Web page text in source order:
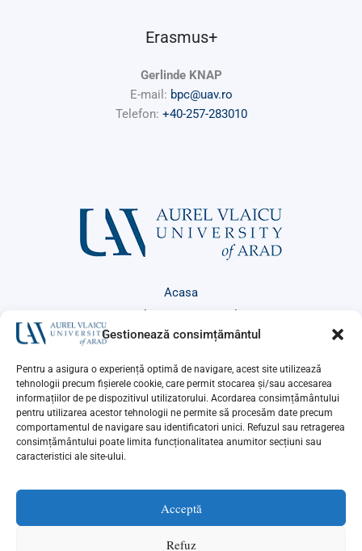
Gestionează consimțământul
Pentru a asigura o experiență optimă de navigare, acest site utilizează
tehnologii precum fișierele cookie, care permit stocarea și/sau accesarea
informațiilor de pe dispozitivul utilizatorului. Acordarea consimțământului
pentru utilizarea acestor tehnologii ne permite să procesăm date precum
comportamentul de navigare sau identificatori unici. Refuzul sau retragerea
consimțământului poate limita funcționalitatea anumitor secțiuni sau
caracteristici ale site-ului.
Acceptă
Refuz
Erasmus+
Gerlinde KNAP
E-mail: bpc@uav.ro
Telefon: +40-257-283010
Acasa
Studenți Internaționali
Erasmus+
Evenimente
Contact
Copyright © 2026 UAV Arad | Powered by